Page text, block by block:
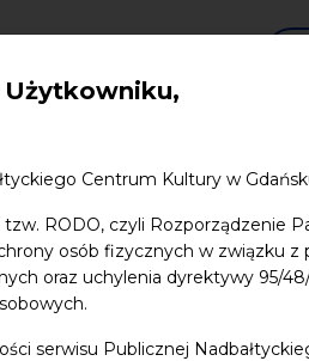
Użytkowniku,
Centrum Kultury w
RODO, czyli Rozporządzenie
osób fizycznych w związku
oraz uchylenia dyrektywy 95/
serwisu Publicznej
ekologia Festiwal